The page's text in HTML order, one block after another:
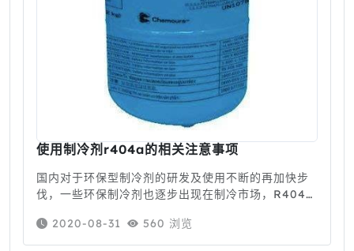
使用制冷剂r404a的相关注意事项
国内对于环保型制冷剂的研发及使用不断的再加快步
伐，一些环保制冷剂也逐步出现在制冷市场，R404a
R22的替代品之一，两者的制冷性能比较相近，但
2020-08-31 560 浏览